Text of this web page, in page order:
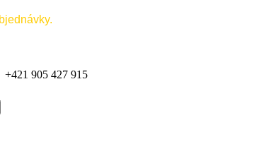
+421 905 427 915